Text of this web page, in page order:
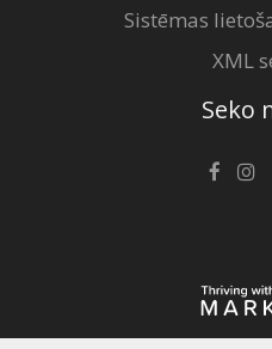
Sistēmas
XML
Seko